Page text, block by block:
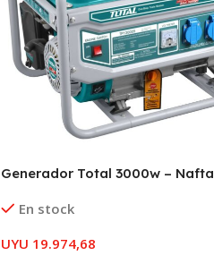
Generador Total 3000w – Nafta
En stock
UYU 19.974,68